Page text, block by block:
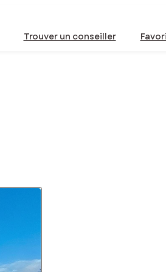
Trouver un conseiller